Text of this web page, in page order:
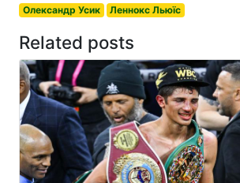
Олександр Усик Леннокс Льюїс
Related posts